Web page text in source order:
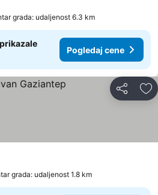
grada: udaljenost 6.3 km
Pogledaj cene
Deli
grada: udaljenost 1.8 km